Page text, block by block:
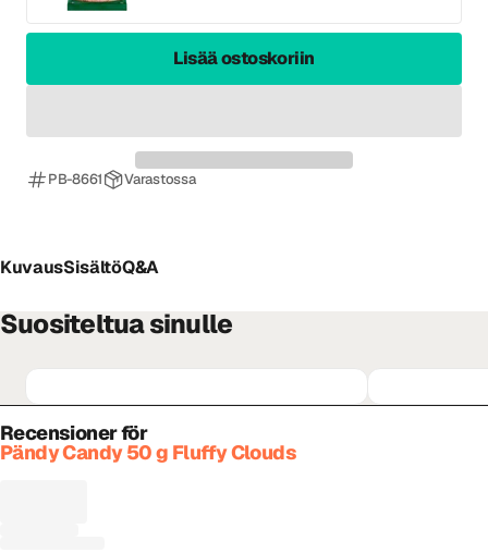
Lisää ostoskoriin
PB-8661 Varastossa
KuvausSisältöQ&A
Suositeltua sinulle
Recensioner för
Pändy Candy 50 g Fluffy Clouds